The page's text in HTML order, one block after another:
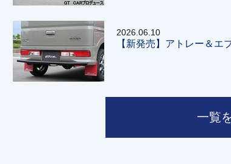
2026.06.10
【新発売】アトレー＆エ
一覧